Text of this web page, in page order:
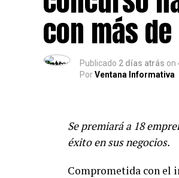
con más
Publicado 2 días atrás on
PorVentana Informativa
Se premiará a 18
éxito en sus negocios.
Comprometida con el